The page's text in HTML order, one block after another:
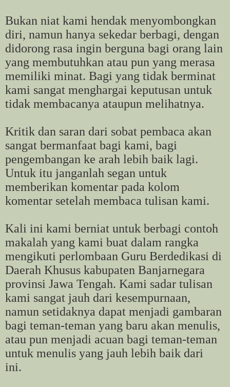
Bukan niat kami hendak menyombongkan
diri, namun hanya sekedar berbagi, dengan
didorong rasa ingin berguna bagi orang lain
yang membutuhkan atau pun yang merasa
memiliki minat. Bagi yang tidak berminat
kami sangat menghargai keputusan untuk
tidak membacanya ataupun melihatnya.
Kritik dan saran dari sobat pembaca akan
sangat bermanfaat bagi kami, bagi
pengembangan ke arah lebih baik lagi.
Untuk itu janganlah segan untuk
memberikan komentar pada kolom
komentar setelah membaca tulisan kami.
Kali ini kami berniat untuk berbagi contoh
makalah yang kami buat dalam rangka
mengikuti perlombaan Guru Berdedikasi di
Daerah Khusus kabupaten Banjarnegara
provinsi Jawa Tengah. Kami sadar tulisan
kami sangat jauh dari kesempurnaan,
namun setidaknya dapat menjadi gambaran
bagi teman-teman yang baru akan menulis,
atau pun menjadi acuan bagi teman-teman
untuk menulis yang jauh lebih baik dari
ini.